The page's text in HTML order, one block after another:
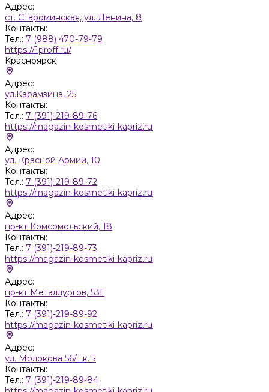
Адрес:
ст. Староминская, ул. Ленина, 8
Контакты:
Тел.: 7 (988) 470-79-79
https://1proff.ru/
Красноярск
Адрес:
ул.Карамзина, 25
Контакты:
Тел.: 7 (391)-219-89-76
https://magazin-kosmetiki-kapriz.ru
Адрес:
ул. Красной Армии, 10
Контакты:
Тел.: 7 (391)-219-89-72
https://magazin-kosmetiki-kapriz.ru
Адрес:
пр-кт Комсомольский, 18
Контакты:
Тел.: 7 (391)-219-89-73
https://magazin-kosmetiki-kapriz.ru
Адрес:
пр-кт Металлургов, 53Г
Контакты:
Тел.: 7 (391)-219-89-92
https://magazin-kosmetiki-kapriz.ru
Адрес:
ул. Молокова 56/1 к.Б
Контакты:
Тел.: 7 (391)-219-89-84